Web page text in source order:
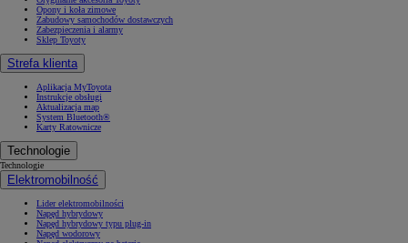
Opony i koła zimowe
Zabudowy samochodów dostawczych
Zabezpieczenia i alarmy
Sklep Toyoty
Strefa klienta
Aplikacja MyToyota
Instrukcje obsługi
Aktualizacja map
System Bluetooth®
Karty Ratownicze
Technologie
Technologie
Elektromobilność
Lider elektromobilności
Napęd hybrydowy
Napęd hybrydowy typu plug-in
Napęd wodorowy